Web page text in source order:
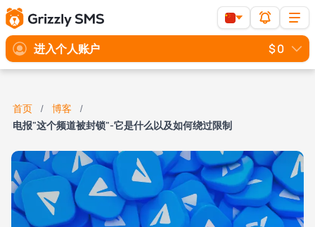
进入个人账户 $ 0
首页
博客
电报"这个频道被封锁"-它是什么以及如何绕过限制